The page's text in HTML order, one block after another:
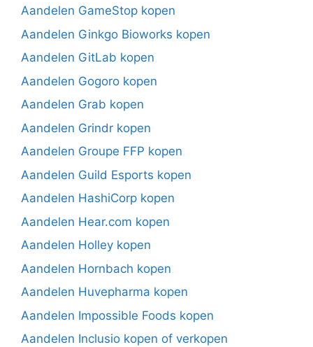
Aandelen GameStop kopen
Aandelen Ginkgo Bioworks kopen
Aandelen GitLab kopen
Aandelen Gogoro kopen
Aandelen Grab kopen
Aandelen Grindr kopen
Aandelen Groupe FFP kopen
Aandelen Guild Esports kopen
Aandelen HashiCorp kopen
Aandelen Hear.com kopen
Aandelen Holley kopen
Aandelen Hornbach kopen
Aandelen Huvepharma kopen
Aandelen Impossible Foods kopen
Aandelen Inclusio kopen of verkopen